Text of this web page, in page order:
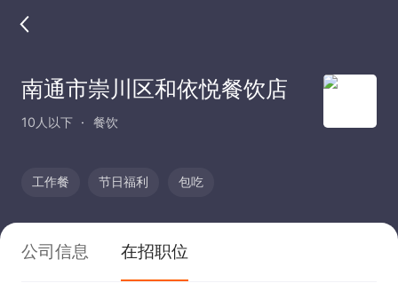
南通市崇川区和依悦餐饮店
10人以下 餐饮
工作餐 节日福利 包吃
公司信息 在招职位